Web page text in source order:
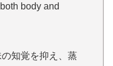
body and
知覚を抑え、蒸